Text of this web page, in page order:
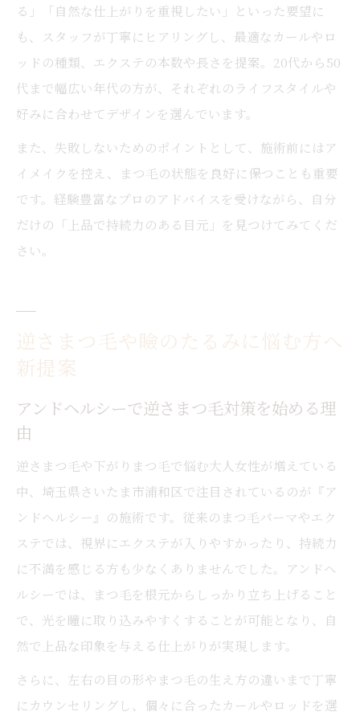
る」「自然な仕上がりを重視したい」といった要望に
も、スタッフが丁寧にヒアリングし、最適なカールやロ
ッドの種類、エクステの本数や長さを提案。20代から50
代まで幅広い年代の方が、それぞれのライフスタイルや
好みに合わせてデザインを選んでいます。
また、失敗しないためのポイントとして、施術前にはア
イメイクを控え、まつ毛の状態を良好に保つことも重要
です。経験豊富なプロのアドバイスを受けながら、自分
だけの「上品で持続力のある目元」を見つけてみてくだ
さい。
逆さまつ毛や瞼のたるみに悩む方へ
新提案
アンドヘルシーで逆さまつ毛対策を始める理
由
逆さまつ毛や下がりまつ毛で悩む大人女性が増えている
中、埼玉県さいたま市浦和区で注目されているのが『ア
ンドヘルシー』の施術です。従来のまつ毛パーマやエク
ステでは、視界にエクステが入りやすかったり、持続力
に不満を感じる方も少なくありませんでした。アンドヘ
ルシーでは、まつ毛を根元からしっかり立ち上げること
で、光を瞳に取り込みやすくすることが可能となり、自
然で上品な印象を与える仕上がりが実現します。
さらに、左右の目の形やまつ毛の生え方の違いまで丁寧
にカウンセリングし、個々に合ったカールやロッドを選